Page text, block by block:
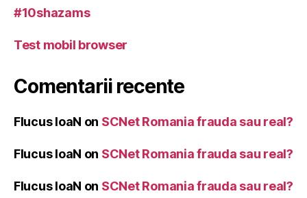
#10shazams
Test mobil browser
Comentarii recente
Flucus IoaN on SCNet Romania frauda sau real?
Flucus IoaN on SCNet Romania frauda sau real?
Flucus IoaN on SCNet Romania frauda sau real?